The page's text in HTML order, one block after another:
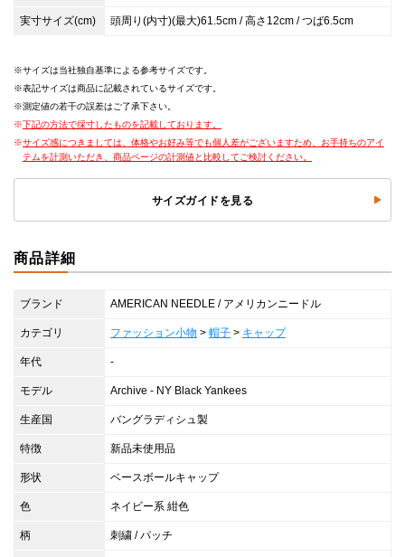
実寸サイズ(cm) 頭周り(内寸)(最大)61.5cm / 高さ12cm / つば6.5cm
サイズは当社独自基準による参考サイズです。
表記サイズは商品に記載されているサイズです。
測定値の若干の誤差はご了承下さい。
下記の方法で採寸したものを記載しております。
サイズ感につきましては、体格やお好み等でも個人差がございますため、お手持ちのアイ
テムを計測いただき、商品ページの計測値と比較してご検討ください。
サイズガイドを見る
商品詳細
ブランド AMERICAN NEEDLE / アメリカンニードル
カテゴリ ファッション小物 > 帽子 > キャップ
年代 -
モデル Archive - NY Black Yankees
生産国 バングラディシュ製
特徴 新品未使用品
形状 ベースボールキャップ
色 ネイビー系 紺色
柄 刺繍 / パッチ